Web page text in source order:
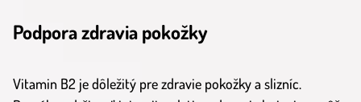
Podpora zdravia pokožky
Vitamin B2 je dôležitý pre zdravie pokožky a slizníc.